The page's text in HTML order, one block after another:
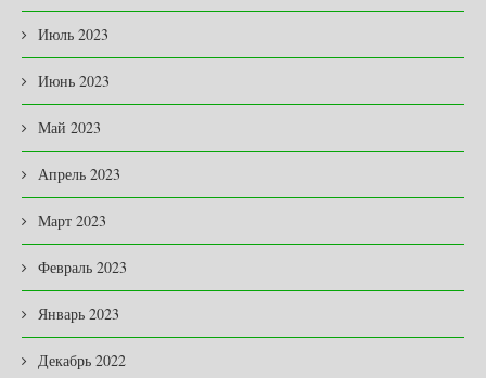
Июль 2023
Июнь 2023
Май 2023
Апрель 2023
Март 2023
Февраль 2023
Январь 2023
Декабрь 2022